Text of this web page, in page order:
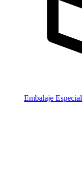
Embalaje Especial